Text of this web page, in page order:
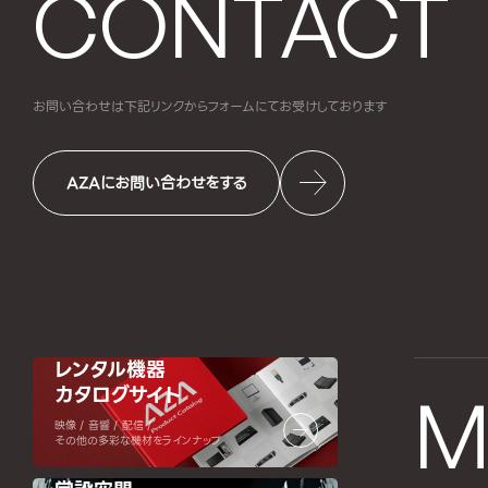
CONTACT
お問い合わせは下記リンクからフォームにてお受けしております
AZAにお問い合わせをする
レンタル機器
カタログサイト
映像 / 音響 / 配信 /
その他の多彩な機材をラインナップ